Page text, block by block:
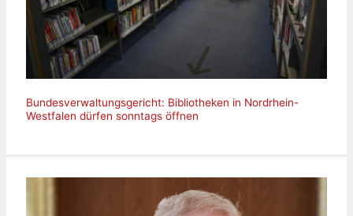
Bundesverwaltungsgericht: Bibliotheken in Nordrhein-
Westfalen dürfen sonntags öffnen